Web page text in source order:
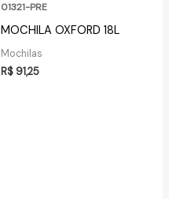
01321-PRE
MOCHILA OXFORD 18L
Mochilas
R$91,25